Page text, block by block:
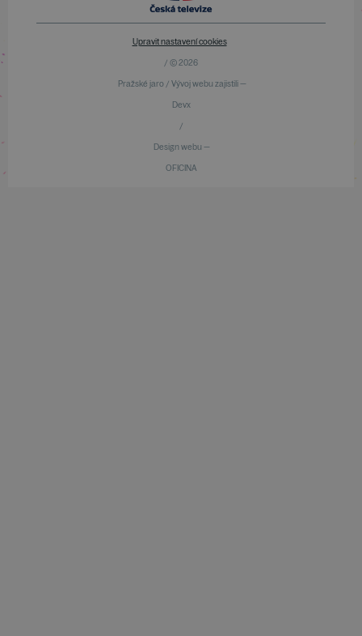
Upravit nastavení cookies
/ © 2026
Pražské jaro / Vývoj webu zajistili —
Devx
/
Design webu —
OFICINA